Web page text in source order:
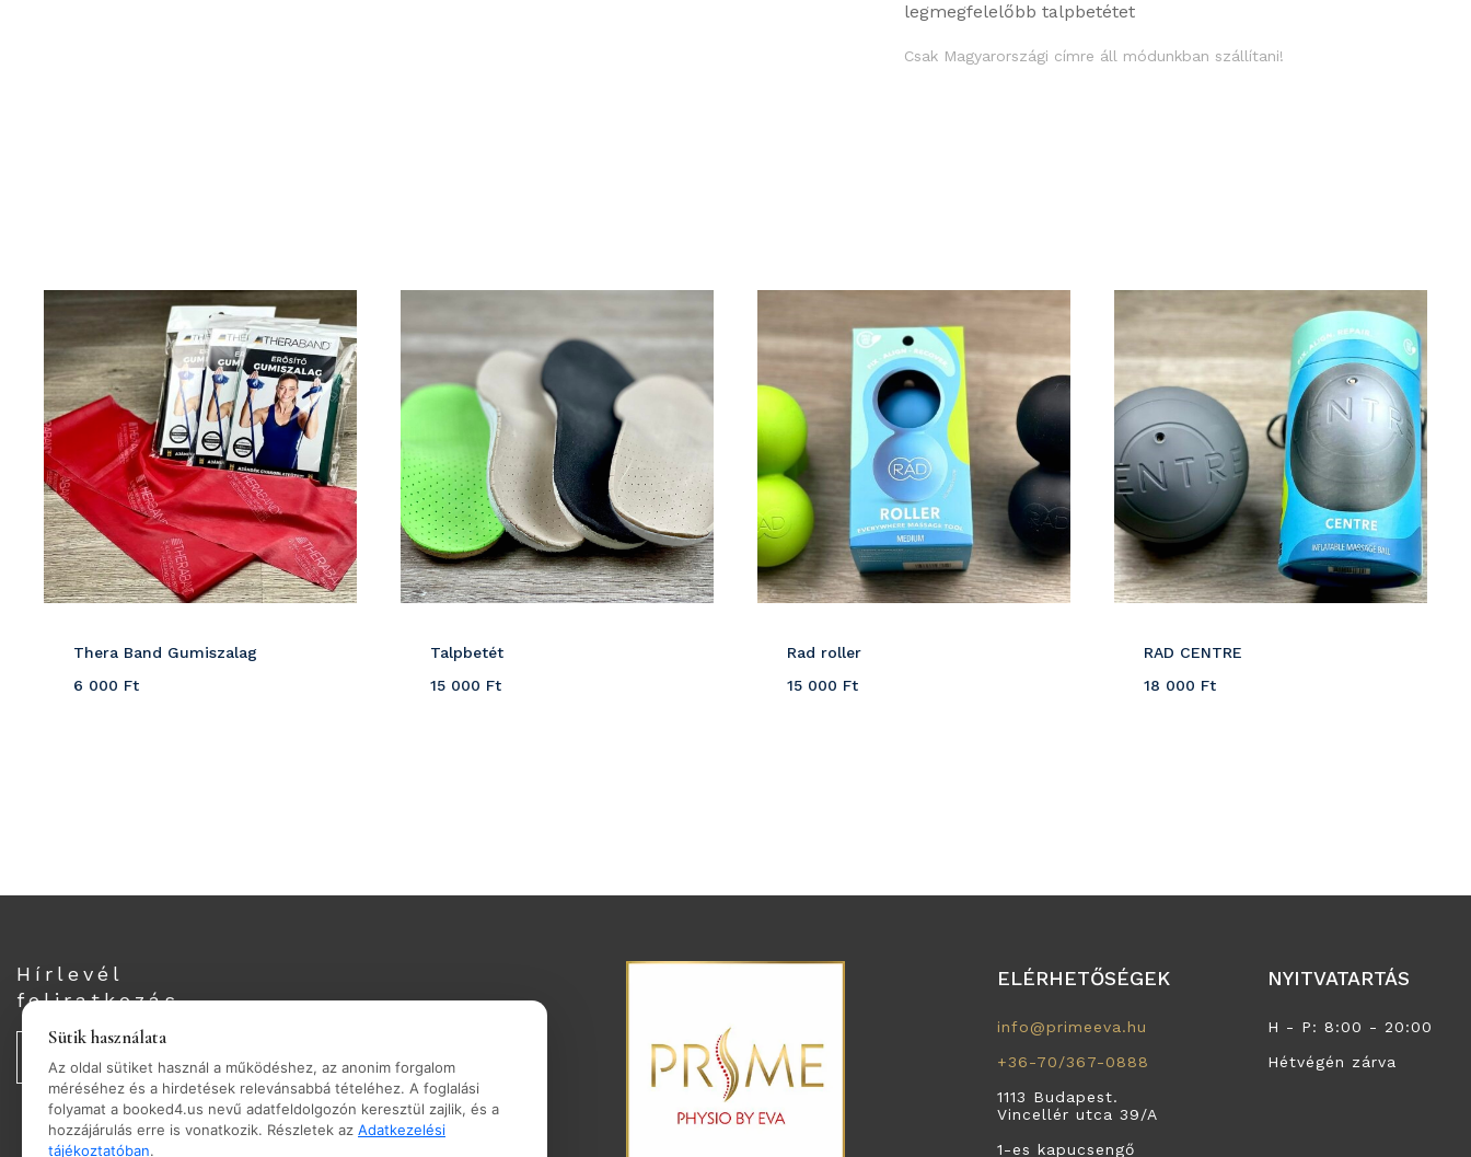
legmegfelelőbb talpbetétet
Csak Magyarországi címre áll módunkban szállítani!
Részletek
Thera Band Gumiszalag
6 000 Ft
Talpbetét
15 000 Ft
Rad roller
15 000 Ft
RAD CENTRE
18 000 Ft
Hírlevél
feliratkozás
ELÉRHETŐSÉGEK
info@primeeva.hu
+36-70/367-0888
1113 Budapest.
Vincellér utca 39/A
1-es kapucsengő
NYITVATARTÁS
H - P: 8:00 - 20:00
Hétvégén zárva
Sütik használata
Az oldal sütiket használ a működéshez, az anonim forgalom
méréséhez és a hirdetések relevánsabbá tételéhez. A foglalási
folyamat a booked4.us nevű adatfeldolgozón keresztül zajlik, és a
hozzájárulás erre is vonatkozik. Részletek az Adatkezelési
tájékoztatóban.